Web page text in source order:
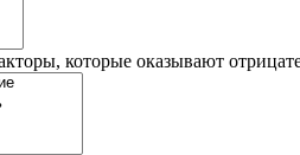
которые оказывают